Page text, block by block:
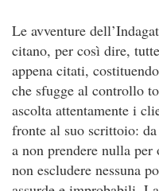
Le avventure
citano, per così dire,
appena citati,
che sfugge al controllo
ascolta attentamente i
fronte al suo scrittoio:
a non prendere nulla
non escludere nessuna